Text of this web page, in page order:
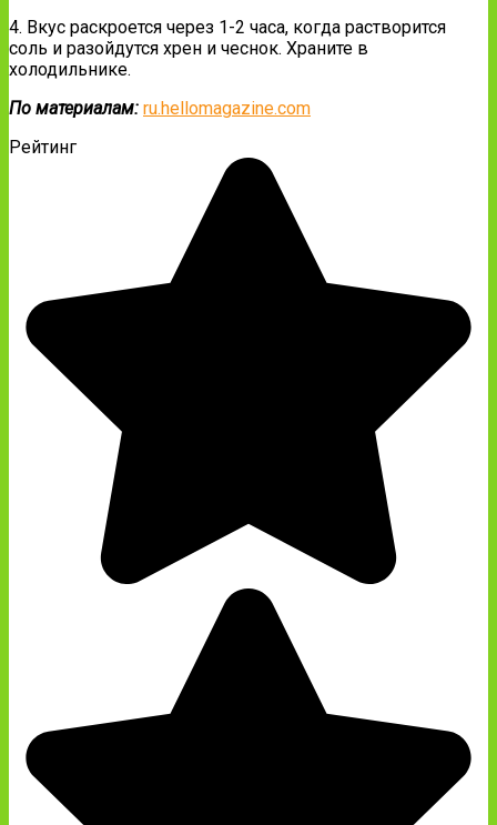
4. Вкус раскроется через 1-2 часа, когда растворится
соль и разойдутся хрен и чеснок. Храните в
холодильнике.
По материалам: ru.hellomagazine.com
Рейтинг